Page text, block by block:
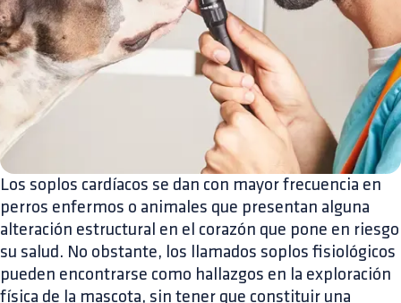
Los soplos cardíacos se dan con mayor frecuencia en
perros enfermos o animales que presentan alguna
alteración estructural en el corazón que pone en riesgo
su salud. No obstante, los llamados soplos fisiológicos
pueden encontrarse como hallazgos en la exploración
física de la mascota, sin tener que constituir una